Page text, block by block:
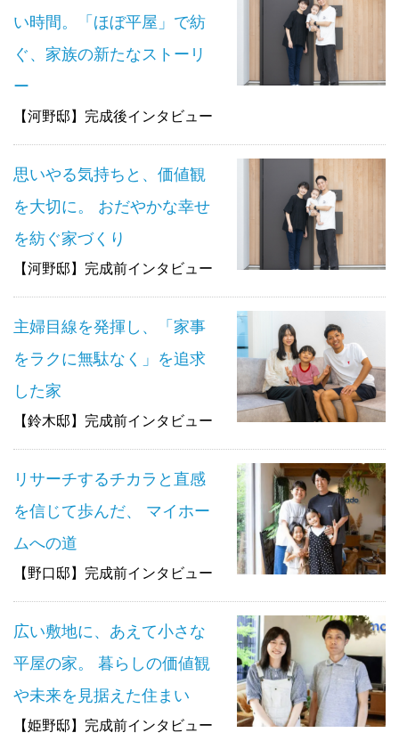
い時間。「ほぼ平屋」で紡
ぐ、家族の新たなストーリ
ー
【河野邸】完成後インタビュー
思いやる気持ちと、価値観
を大切に。 おだやかな幸せ
を紡ぐ家づくり
【河野邸】完成前インタビュー
主婦目線を発揮し、「家事
をラクに無駄なく」を追求
した家
【鈴木邸】完成前インタビュー
リサーチするチカラと直感
を信じて歩んだ、 マイホー
ムへの道
【野口邸】完成前インタビュー
広い敷地に、あえて小さな
平屋の家。 暮らしの価値観
や未来を見据えた住まい
【姫野邸】完成前インタビュー